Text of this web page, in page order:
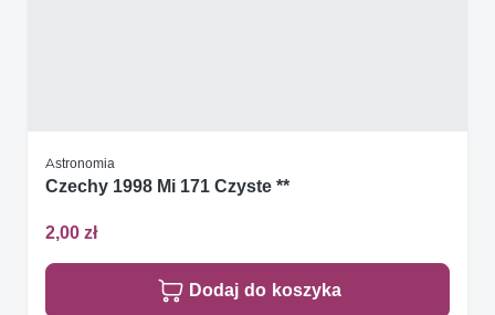
Astronomia
Czechy 1998 Mi 171 Czyste **
2,00 zł
Dodaj do koszyka